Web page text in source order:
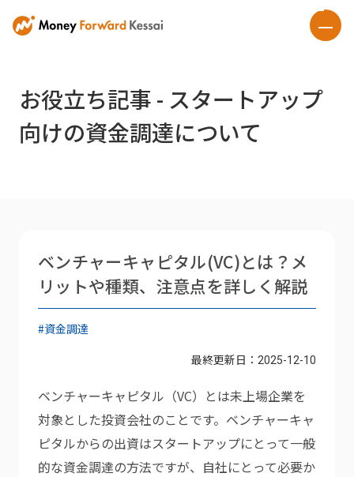
お役立ち記事 - スタートアップ
向けの資金調達について
ベンチャーキャピタル(VC)とは？メ
リットや種類、注意点を詳しく解説
#資金調達
最終更新日： 2025-12-10
ベンチャーキャピタル（VC）とは未上場企業を
対象とした投資会社のことです。ベンチャーキャ
ピタルからの出資はスタートアップにとって一般
的な資金調達の方法ですが、自社にとって必要か